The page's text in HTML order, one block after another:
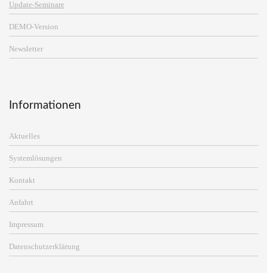
Update-Seminare
DEMO-Version
Newsletter
Informationen
Aktuelles
Systemlösungen
Kontakt
Anfahrt
Impressum
Datenschutzerklärung